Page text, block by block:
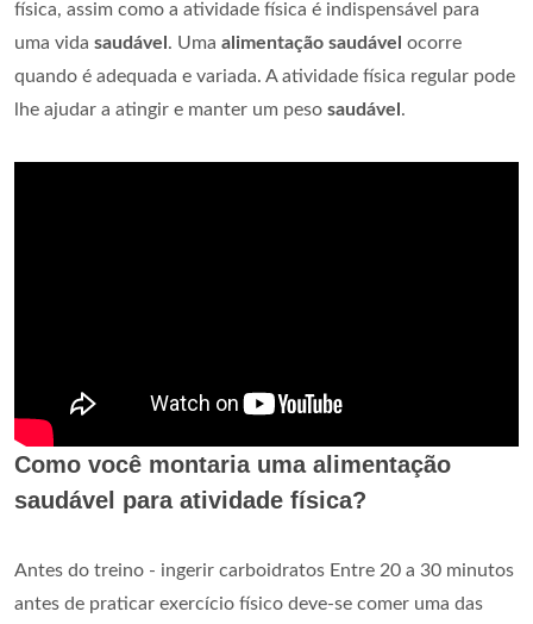
física, assim como a atividade física é indispensável para
uma vida saudável . Uma alimentação saudável ocorre
quando é adequada e variada. A atividade física regular pode
lhe ajudar a atingir e manter um peso saudável .
Como você montaria uma alimentação
saudável para atividade física?
Antes do treino - ingerir carboidratos Entre 20 a 30 minutos
antes de praticar exercício físico deve-se comer uma das